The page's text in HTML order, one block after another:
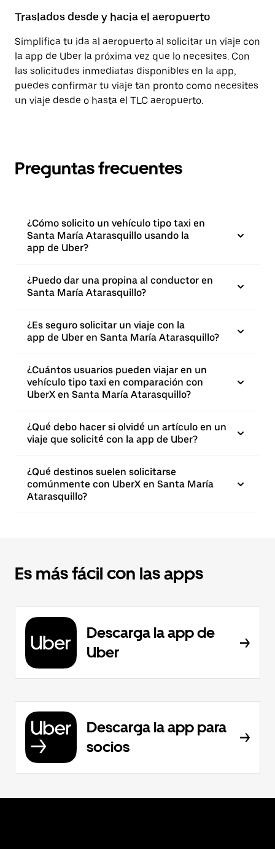
Traslados desde y hacia el aeropuerto
Simplifica tu ida al aeropuerto al solicitar un viaje con
la app de Uber la próxima vez que lo necesites. Con
las solicitudes inmediatas disponibles en la app,
puedes confirmar tu viaje tan pronto como necesites
un viaje desde o hasta el TLC aeropuerto.
Preguntas frecuentes
¿Cómo solicito un vehículo tipo taxi en
Santa María Atarasquillo usando la
app de Uber?
¿Puedo dar una propina al conductor en
Santa María Atarasquillo?
¿Es seguro solicitar un viaje con la
app de Uber en Santa María Atarasquillo?
¿Cuántos usuarios pueden viajar en un
vehículo tipo taxi en comparación con
UberX en Santa María Atarasquillo?
¿Qué debo hacer si olvidé un artículo en un
viaje que solicité con la app de Uber?
¿Qué destinos suelen solicitarse
comúnmente con UberX en Santa María
Atarasquillo?
Es más fácil con las apps
Descarga la app de
Uber
Descarga la app para
socios